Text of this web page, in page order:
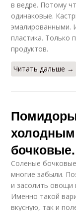
в ведре. Потому
одинаковые.
эмалированными.
пластика. Только
продуктов.
Читать дальше →
Соленые
многие забыли.
и засолить овощи
Именно такой
вкусную, так и